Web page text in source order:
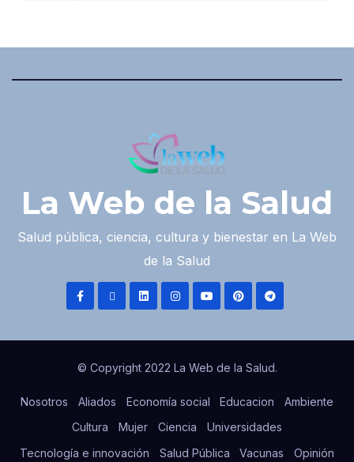
La Web de la Salud
Salud pública, ciencia, cultura y bienestar en La Web
de la Salud
© Copyright 2022 La Web de la Salud.
Nosotros Aliados Economía social Educacion
Ambiente
Cultura
Mujer Ciencia
Universidades
Tecnología e innovación
Salud Pública Vacunas Opinión